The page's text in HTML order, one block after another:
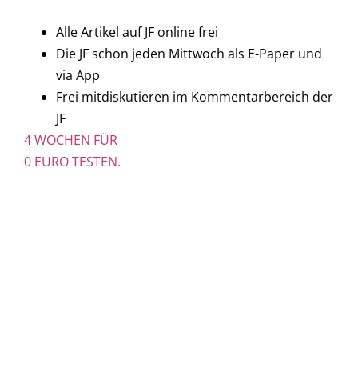
Alle Artikel auf JF online frei
Die JF schon jeden Mittwoch als E-Paper und
via App
Frei mitdiskutieren im Kommentarbereich der
JF
4 WOCHEN FÜR
0 EURO TESTEN.